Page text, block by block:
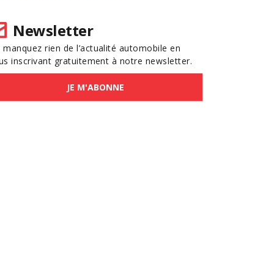
Newsletter
manquez rien de l’actualité automobile en
inscrivant gratuitement à notre newsletter.
JE M'ABONNE